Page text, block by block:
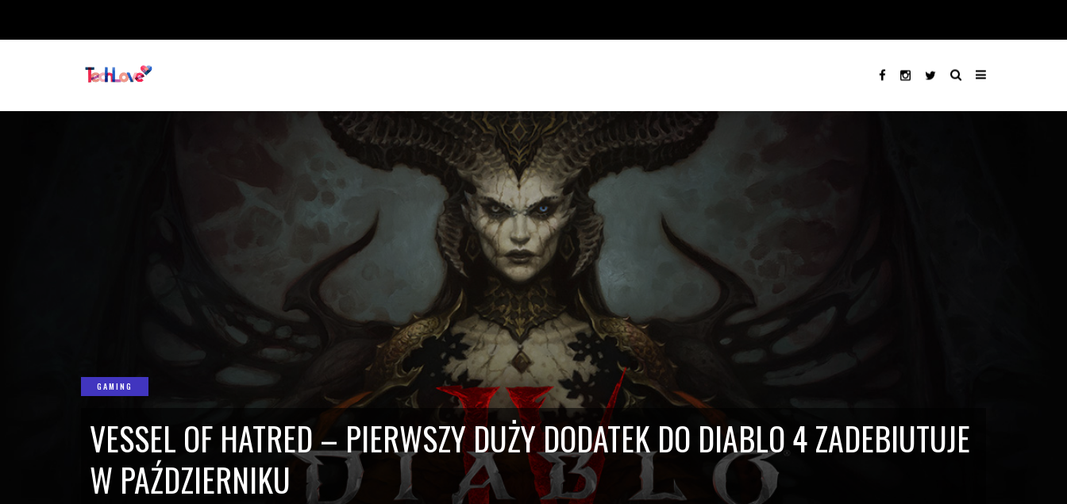
GAMING
VESSEL OF HATRED – PIERWSZY DUŻY DODATEK DO DIABLO 4 ZADEBIUTUJE
W PAŹDZIERNIKU